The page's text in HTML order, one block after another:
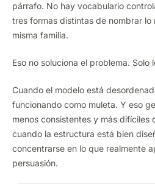
párrafo. No hay vocabulario
tres formas distintas de nombrar lo
misma familia.
Eso no soluciona el problema. Solo
Cuando el modelo está
funcionando como muleta. Y eso
menos consistentes y más difíciles
cuando la estructura está bien
concentrarse en lo que realmente
persuasión.